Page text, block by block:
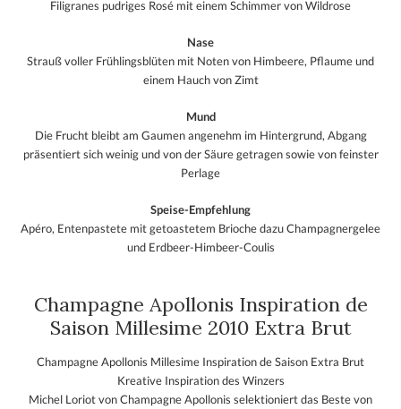
Filigranes pudriges Rosé mit einem Schimmer von Wildrose
Nase
Strauß voller Frühlingsblüten mit Noten von Himbeere, Pflaume und
einem Hauch von Zimt
Mund
Die Frucht bleibt am Gaumen angenehm im Hintergrund, Abgang
präsentiert sich weinig und von der Säure getragen sowie von feinster
Perlage
Speise-Empfehlung
Apéro, Entenpastete mit getoastetem Brioche dazu Champagnergelee
und Erdbeer-Himbeer-Coulis
Champagne Apollonis Inspiration de
Saison Millesime 2010 Extra Brut
Champagne Apollonis Millesime Inspiration de Saison Extra Brut
Kreative Inspiration des Winzers
Michel Loriot von Champagne Apollonis selektioniert das Beste von